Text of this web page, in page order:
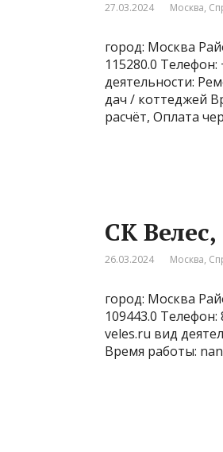
27.03.2024 Москва,
город: Москва
115280.0
деятельности:
дач / коттеджей
расчёт, Оплата
СК
26.03.2024 Москва,
город: Москва
109443.0
veles.ru вид
Время работы: